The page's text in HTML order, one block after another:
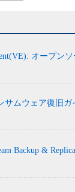
オープン
サムウェア復旧ガ
Backup &